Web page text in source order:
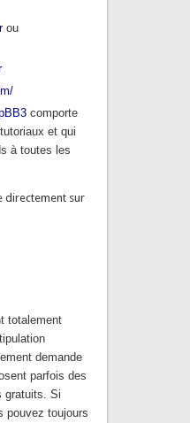
ou
comporte
et qui
à toutes les
directement sur
totalement
demande
parfois des
gratuits. Si
pouvez toujours